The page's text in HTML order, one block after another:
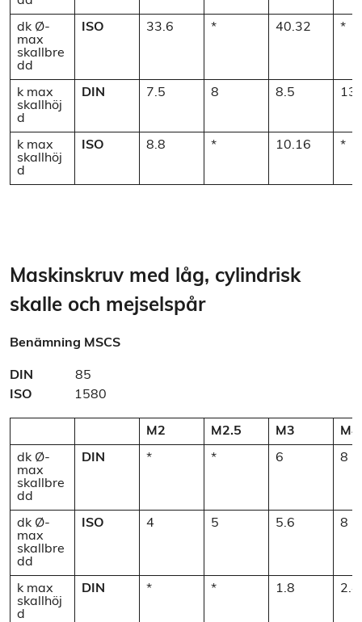
dk Ø-
max
skallbre
dd
ISO 33.6 * 40.32 *
k max
skallhöj
d
DIN 7.5 8 8.5
k max
skallhöj
d
ISO 8.8 * 10.16 *
Maskinskruv med låg, cylindrisk
skalle och mejselspår
Benämning MSCS
DIN
85
ISO
1580
M2 M2.5 M3 M4
dk Ø-
max
skallbre
dd
DIN * * 6 8
dk Ø-
max
skallbre
dd
ISO 4 5 5.6 8
k max
skallhöj
d
DIN * * 1.8 2.4